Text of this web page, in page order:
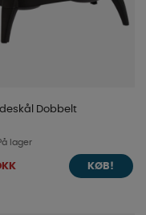
Dobbelt
lager
KØB!